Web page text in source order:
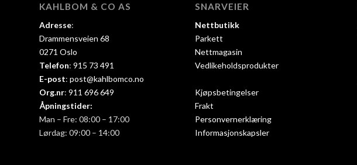
KAHLBOM & CO AS
Adresse:
Drammensveien 68
0271 Oslo
Telefon: 915 73 491
E-post: post@kahlbomco.no
Org.nr: 911 696 649
Åpningstider:
Man – Fre: 08:00 – 17:00
Lørdag: 09:00 – 14:00
SNARVEIER
Nettbutikk
Parkett
Nettmagasin
Vedlikeholdsprodukter
Kjøpsbetingelser
Frakt
Personvernerklæring
Informasjonskapsler